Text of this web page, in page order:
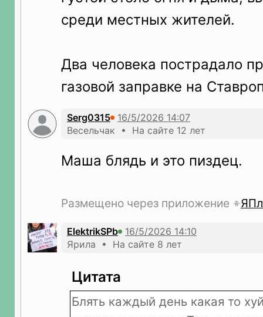
среди местных жителей.
Два человека пострадало
газовой заправке на
Serg0315
Весельчак • На сайте 12 лет
Маша блядь и это пиздец.
Размещено через приложение
ElektrikSPb
Ярила • На сайте 8 лет
Цитата
Блять каждый день какая то